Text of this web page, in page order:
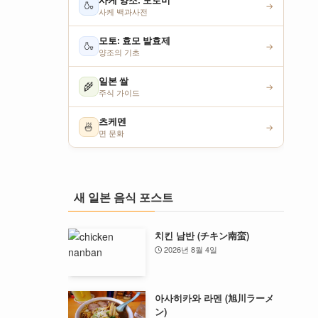
🍶
사케 백과사전
→
🍶 모토: 효모 발효제
양조의 기초
→
🌾 일본 쌀
주식 가이드
→
🍜 츠케멘
면 문화
→
새 일본 음식 포스트
치킨 남반 (チキン南蛮)
2026년 8월 4일
아사히카와 라멘 (旭川ラーメ
ン)